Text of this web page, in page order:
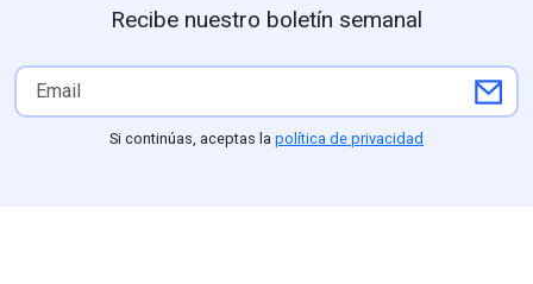
Recibe nuestro boletín semanal
Si continúas, aceptas la política de privacidad